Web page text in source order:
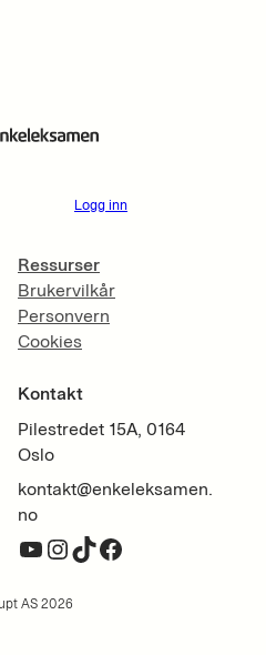
Logg inn
Ressurser
Brukervilkår
Personvern
Cookies
Kontakt
Pilestredet 15A, 0164
Oslo
kontakt@enkeleksamen.
no
YouTube InstagramTikTok Facebook
AS 2026